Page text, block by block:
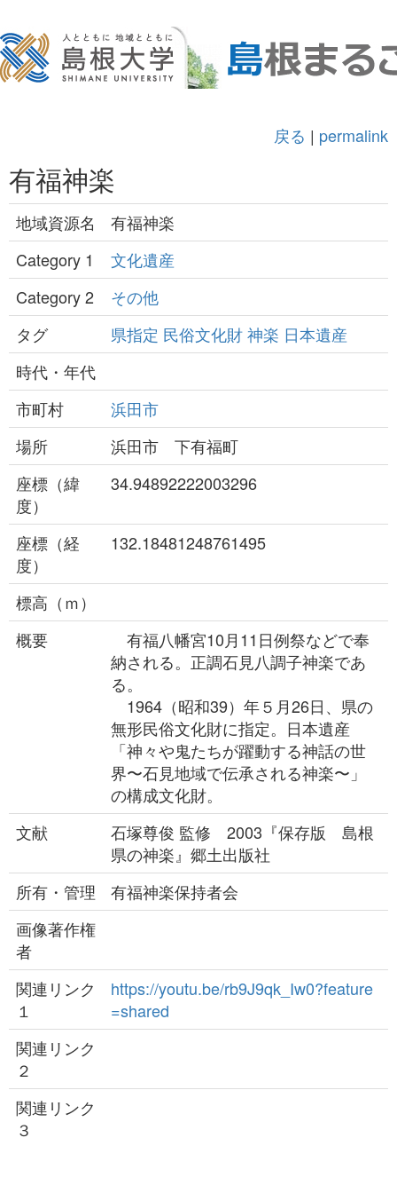
戻る | permalink
有福神楽
地域資源名
有福神楽
Category 1
文化遺産
Category 2
その他
タグ
県指定 民俗文化財神楽 日本遺産
時代・年代
市町村
浜田市
場所
浜田市 下有福町
座標（緯
度）
34.94892222003296
座標（経
度）
132.18481248761495
標高（ｍ）
概要
有福八幡宮10月11日例祭などで奉
納される。正調石見八調子神楽であ
る。
1964（昭和39）年５月26日、県の
無形民俗文化財に指定。日本遺産
「神々や鬼たちが躍動する神話の世
界〜石見地域で伝承される神楽〜」
の構成文化財。
文献
石塚尊俊 監修 2003『保存版 島根
県の神楽』郷土出版社
所有・管理
有福神楽保持者会
画像著作権
者
関連リンク
１
https://youtu.be/rb9J9qk_Iw0?feature
=shared
関連リンク
２
関連リンク
３